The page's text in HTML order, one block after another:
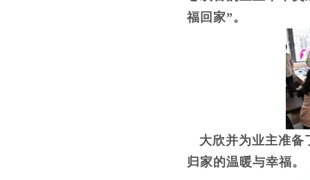
福回家”。
大欣并为业主准备
归家的温暖与幸福。